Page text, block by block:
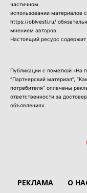
частичном
использовании материалов
https://oblvesti.ru/
мнением авторов.
Настоящий ресурс
Публикации с пометкой «На
“Партнерский материал”,
потребителя” оплачены
ответственности за
объявлениях.
РЕКЛАМА О